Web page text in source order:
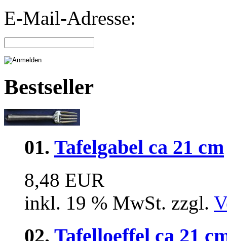
E-Mail-Adresse:
Bestseller
01. Tafelgabel ca 21 cm
8,48 EUR
inkl. 19 % MwSt. zzgl.
02. Tafelloeffel ca 21